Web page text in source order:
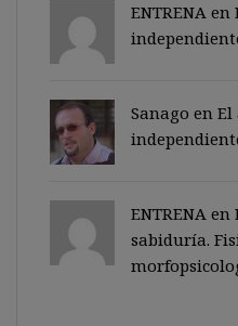
ENTRENA en
Sanago en El
ENTRENA en
sabiduría.